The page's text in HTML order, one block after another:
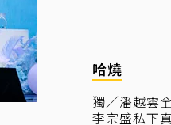
哈燒
獨／潘越雲
李宗盛私下